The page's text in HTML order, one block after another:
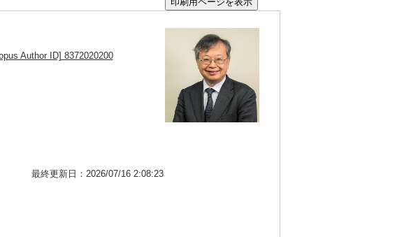
Author ID] 8372020200
最終更新日：2026/07/16 2:08:23